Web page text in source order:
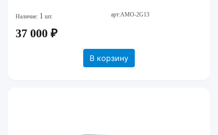
Наличие: 1 шт. арт:AMO-2G13
37 000 ₽
В корзину